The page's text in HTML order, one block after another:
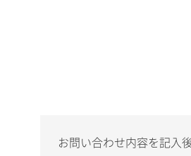
お問い合わせ内容を記入